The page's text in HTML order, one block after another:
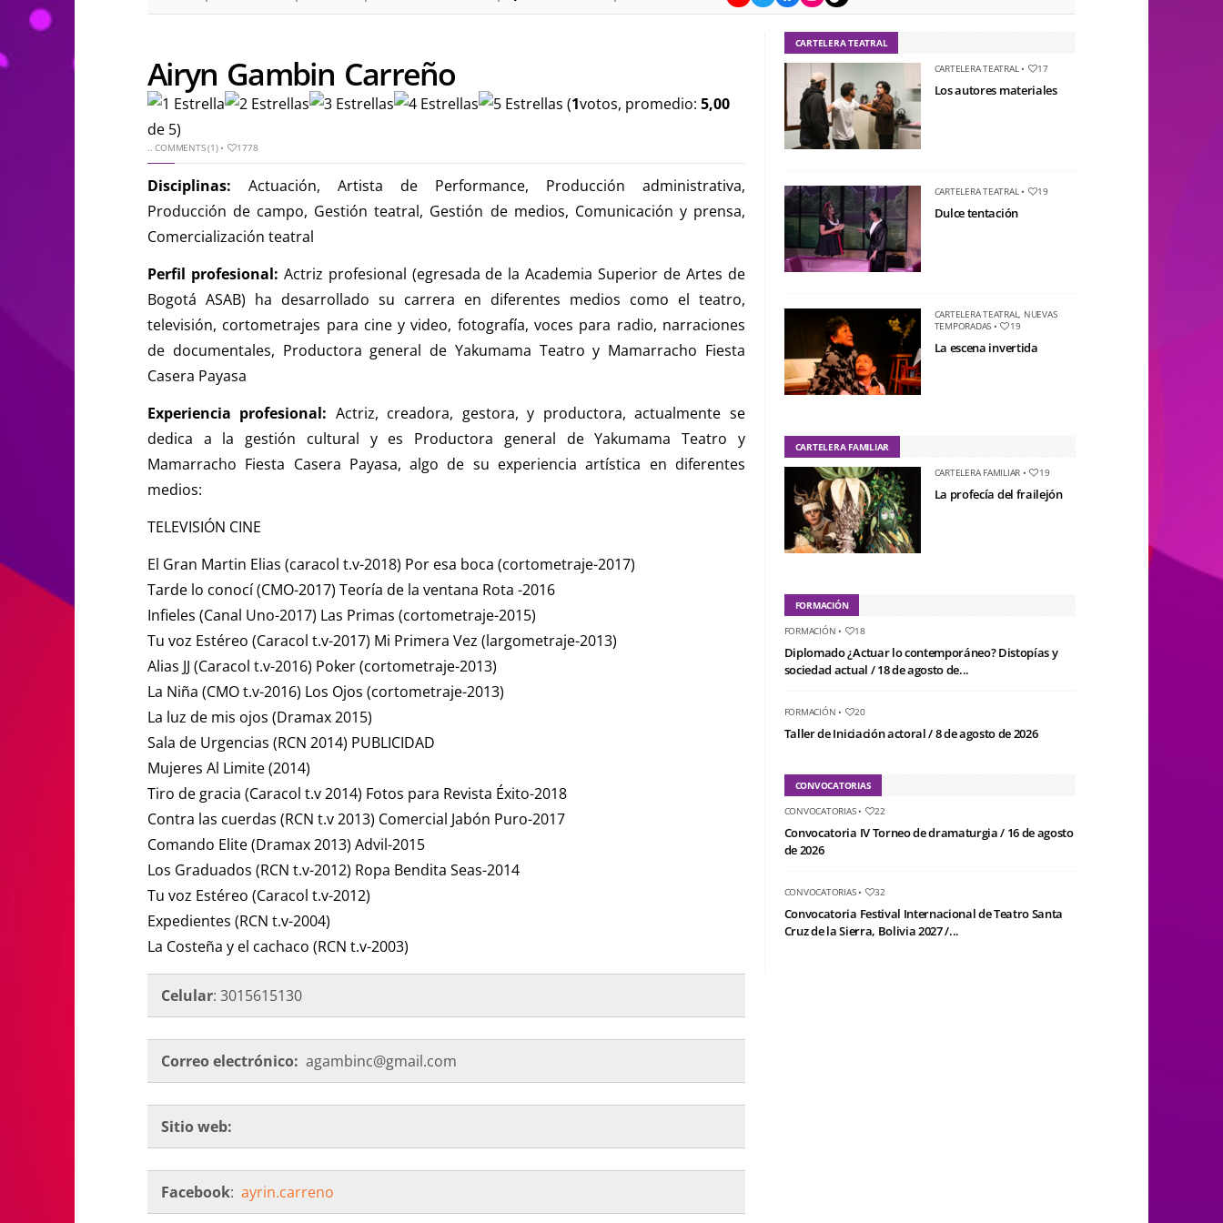
Airyn Gambin Carreño
(1votos, promedio: 5,00
de 5)
..COMMENTS (1)• 1778
Disciplinas: Actuación, Artista de Performance, Producción administrativa,
Producción de campo, Gestión teatral, Gestión de medios, Comunicación y prensa,
Comercialización teatral
Perfil profesional: Actriz profesional (egresada de la Academia Superior de Artes de
Bogotá ASAB) ha desarrollado su carrera en diferentes medios como el teatro,
televisión, cortometrajes para cine y video, fotografía, voces para radio, narraciones
de documentales, Productora general de Yakumama Teatro y Mamarracho Fiesta
Casera Payasa
Experiencia profesional: Actriz, creadora, gestora, y productora, actualmente se
dedica a la gestión cultural y es Productora general de Yakumama Teatro y
Mamarracho Fiesta Casera Payasa, algo de su experiencia artística en diferentes
medios:
TELEVISIÓN CINE
El Gran Martin Elias (caracol t.v-2018) Por esa boca (cortometraje-2017)
Tarde lo conocí (CMO-2017) Teoría de la ventana Rota -2016
Infieles (Canal Uno-2017) Las Primas (cortometraje-2015)
Tu voz Estéreo (Caracol t.v-2017) Mi Primera Vez (largometraje-2013)
Alias JJ (Caracol t.v-2016) Poker (cortometraje-2013)
La Niña (CMO t.v-2016) Los Ojos (cortometraje-2013)
La luz de mis ojos (Dramax 2015)
Sala de Urgencias (RCN 2014) PUBLICIDAD
Mujeres Al Limite (2014)
Tiro de gracia (Caracol t.v 2014) Fotos para Revista Éxito-2018
Contra las cuerdas (RCN t.v 2013) Comercial Jabón Puro-2017
Comando Elite (Dramax 2013) Advil-2015
Los Graduados (RCN t.v-2012) Ropa Bendita Seas-2014
Tu voz Estéreo (Caracol t.v-2012)
Expedientes (RCN t.v-2004)
La Costeña y el cachaco (RCN t.v-2003)
Celular: 3015615130
Correo electrónico: agambinc@gmail.com
Sitio web:
Facebook: ayrin.carreno
CARTELERA TEATRAL
CARTELERA TEATRAL• 17
Los autores materiales
CARTELERA TEATRAL• 19
Dulce tentación
CARTELERA TEATRAL, NUEVAS
TEMPORADAS • 19
La escena invertida
CARTELERA FAMILIAR
CARTELERA FAMILIAR • 19
La profecía del frailejón
FORMACIÓN
FORMACIÓN • 18
Diplomado ¿Actuar lo contemporáneo? Distopías y
sociedad actual / 18 de agosto de...
FORMACIÓN • 20
Taller de Iniciación actoral / 8 de agosto de 2026
CONVOCATORIAS
CONVOCATORIAS• 22
Convocatoria IV Torneo de dramaturgia / 16 de agosto
de 2026
CONVOCATORIAS• 32
Convocatoria Festival Internacional de Teatro Santa
Cruz de la Sierra, Bolivia 2027 /...